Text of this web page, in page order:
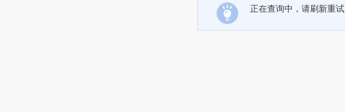
正在查询中，请刷新重试